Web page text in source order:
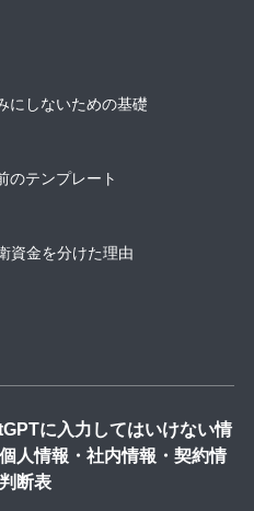
にしないための基礎
のテンプレート
資金を分けた理由
に入力してはいけない情
人情報・社内情報・契約情
断表